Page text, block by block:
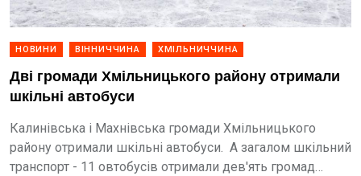
НОВИНИ ВІННИЧЧИНА ХМІЛЬНИЧЧИНА
Дві громади Хмільницького району отримали
шкільні автобуси
Калинівська і Махнівська громади Хмільницького
району отримали шкільні автобуси. А загалом шкільний
транспорт - 11 овтобусів отримали дев'ять громад